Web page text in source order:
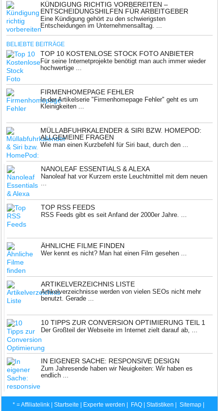
KÜNDIGUNG RICHTIG VORBEREITEN –
ENTSCHEIDUNGSHILFEN FÜR ARBEITGEBER
Eine Kündigung gehört zu den schwierigsten
Entscheidungen im Unternehmensalltag. ...
BELIEBTE BEITRÄGE
TOP 10 KOSTENLOSE STOCK FOTO ANBIETER
Für seine Internetprojekte benötigt man auch immer wieder
hochwertige ...
FIRMENHOMEPAGE FEHLER
In der Artikelserie "Firmenhomepage Fehler" geht es um
Kleinigkeiten ...
MÜLLABFUHRKALENDER & SIRI BZW. HOMEPOD:
ALLGEMEINE FRAGEN
Wie man einen Kurzbefehl für Siri baut, durch den ...
NANOLEAF ESSENTIALS & ALEXA
Nanoleaf hat vor Kurzem erste Leuchtmittel mit dem neuen
...
TOP RSS FEEDS
RSS Feeds gibt es seit Anfand der 2000er Jahre. ...
ÄHNLICHE FILME FINDEN
Wer kennt es nicht? Man hat einen Film gesehen ...
ARTIKELVERZEICHNIS LISTE
Artikelverzeichnisse werden von vielen SEOs nicht mehr
benutzt. Gerade ...
10 TIPPS ZUR CONVERSION OPTIMIERUNG TEIL 1
Der Großteil der Webseite im Internet zielt darauf ab, ...
IN EIGENER SACHE: RESPONSIVE DESIGN
Zum Jahresende haben wir Neuigkeiten: Wir haben es
endlich ...
* = Affiliatelink |Startseite Experte werden FAQ |Statistiken |Sitemap